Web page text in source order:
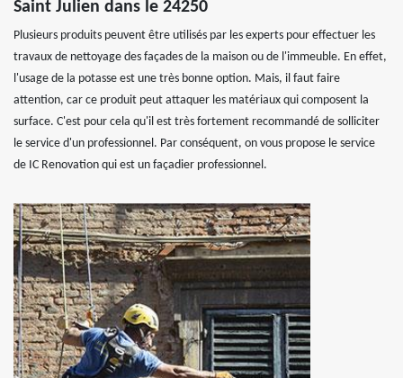
Saint Julien dans le 24250
Plusieurs produits peuvent être utilisés par les experts pour effectuer les
travaux de nettoyage des façades de la maison ou de l'immeuble. En effet,
l'usage de la potasse est une très bonne option. Mais, il faut faire
attention, car ce produit peut attaquer les matériaux qui composent la
surface. C'est pour cela qu'il est très fortement recommandé de solliciter
le service d'un professionnel. Par conséquent, on vous propose le service
de IC Renovation qui est un façadier professionnel.